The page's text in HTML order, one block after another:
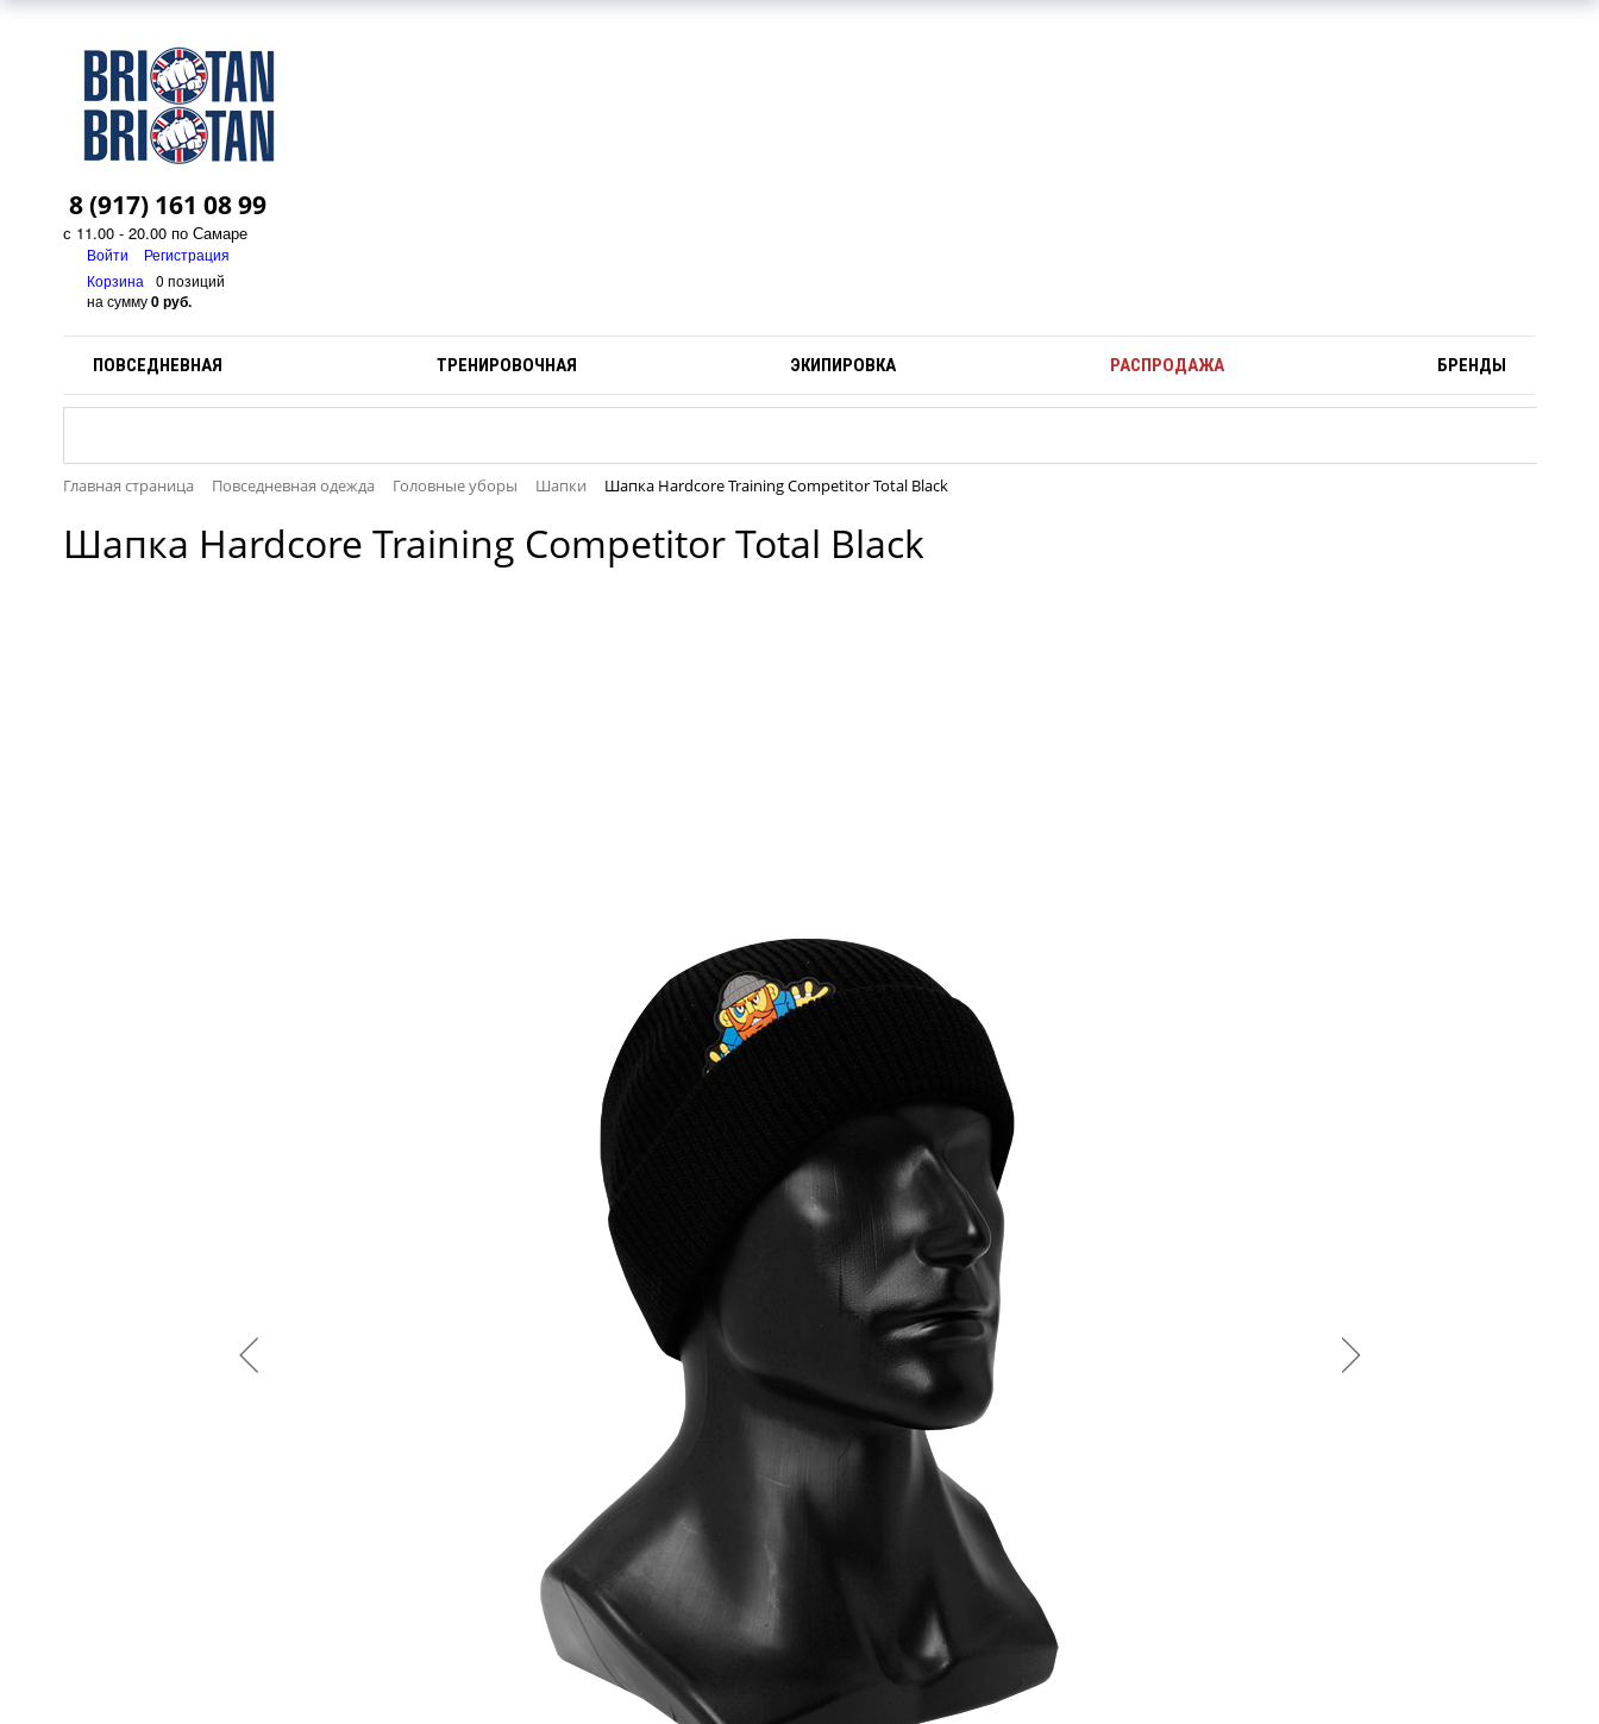
8 (917) 161 08 99
с 11.00 - 20.00 по Самаре
Войти
Регистрация
Корзина
0 позиций
на сумму0 руб.
ПОВСЕДНЕВНАЯ ТРЕНИРОВОЧНАЯ ЭКИПИРОВКА РАСПРОДАЖА БРЕНДЫ
Главная страница Повседневная одежда Головные уборы Шапки Шапка Hardcore Training Competitor Total Black
Шапка Hardcore Training Competitor Total Black